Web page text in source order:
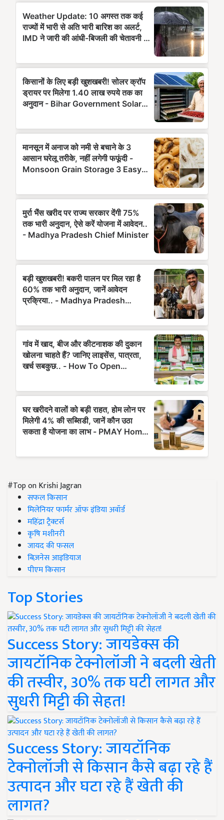
#Top on Krishi Jagran
सफल किसान
मिलेनियर फार्मर ऑफ इंडिया अवॉर्ड
महिंद्रा ट्रैक्टर्स
कृषि मशीनरी
जायद की फसल
बिज़नेस आइडियाज
पीएम किसान
Top Stories
Success Story: जायडेक्स की
जायटॉनिक टेक्नोलॉजी ने बदली खेती
की तस्वीर, 30% तक घटी लागत और
सुधरी मिट्टी की सेहत!
Success Story: जायटॉनिक
टेक्नोलॉजी से किसान कैसे बढ़ा रहे हैं
उत्पादन और घटा रहे हैं खेती की
लागत?